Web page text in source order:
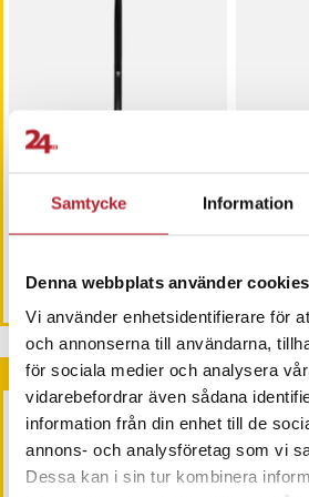
Samtycke Information
Denna webbplats använder cookies
Vi använder enhetsidentifierare för
och annonserna till användarna,
för sociala medier och analysera
vidarebefordrar även sådana
information från din enhet till de
annons- och analysföretag som vi
Dessa kan i sin tur kombinera
Skohorn i svart bokträ,
Köp
Andra köpte också